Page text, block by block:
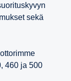
sekä
460 ja 500